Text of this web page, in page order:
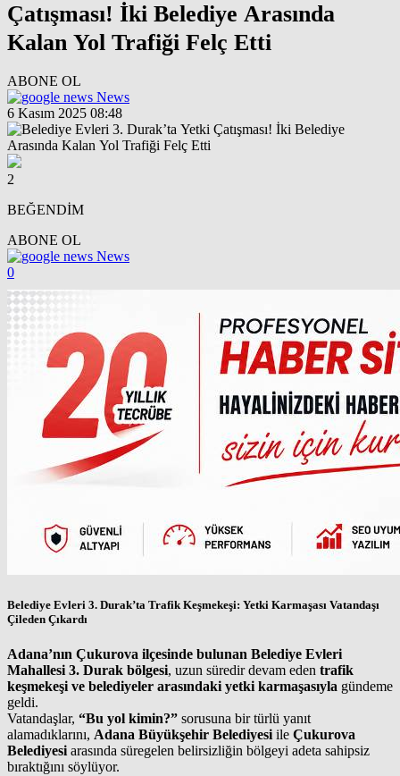
Çatışması! İki Belediye Arasında
Kalan Yol Trafiği Felç Etti
ABONE OL
News
6 Kasım 2025 08:48
2
BEĞENDİM
ABONE OL
News
0
Belediye Evleri 3. Durak’ta Trafik Keşmekeşi: Yetki Karmaşası Vatandaşı
Çileden Çıkardı
Adana’nın Çukurova ilçesinde bulunan Belediye Evleri
Mahallesi 3. Durak bölgesi, uzun süredir devam eden trafik
keşmekeşi ve belediyeler arasındaki yetki karmaşasıyla gündeme
geldi.
Vatandaşlar, “Bu yol kimin?” sorusuna bir türlü yanıt
alamadıklarını, Adana Büyükşehir Belediyesi ile Çukurova
Belediyesi arasında süregelen belirsizliğin bölgeyi adeta sahipsiz
bıraktığını söylüyor.